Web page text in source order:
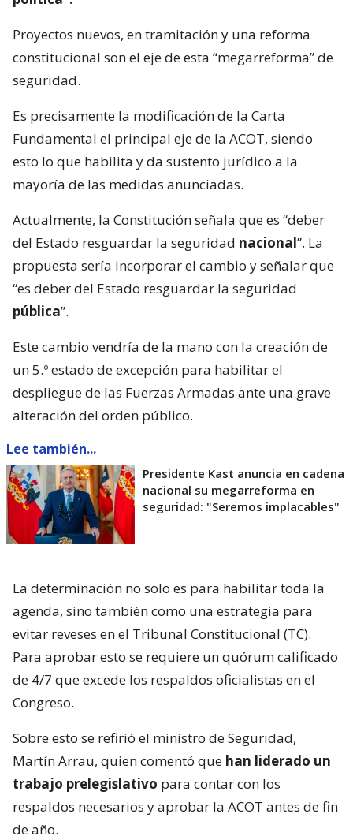
Proyectos nuevos, en tramitación y una reforma
constitucional son el eje de esta “megarreforma” de
seguridad.
Es precisamente la modificación de la Carta
Fundamental el principal eje de la ACOT, siendo
esto lo que habilita y da sustento jurídico a la
mayoría de las medidas anunciadas.
Actualmente, la Constitución señala que es “deber
del Estado resguardar la seguridad nacional”. La
propuesta sería incorporar el cambio y señalar que
“es deber del Estado resguardar la seguridad
pública”.
Este cambio vendría de la mano con la creación de
un 5.º estado de excepción para habilitar el
despliegue de las Fuerzas Armadas ante una grave
alteración del orden público.
Lee también...
Presidente Kast anuncia en cadena
nacional su megarreforma en
seguridad: "Seremos implacables"
La determinación no solo es para habilitar toda la
agenda, sino también como una estrategia para
evitar reveses en el Tribunal Constitucional (TC).
Para aprobar esto se requiere un quórum calificado
de 4/7 que excede los respaldos oficialistas en el
Congreso.
Sobre esto se refirió el ministro de Seguridad,
Martín Arrau, quien comentó que han liderado un
trabajo prelegislativo para contar con los
respaldos necesarios y aprobar la ACOT antes de fin
de año.